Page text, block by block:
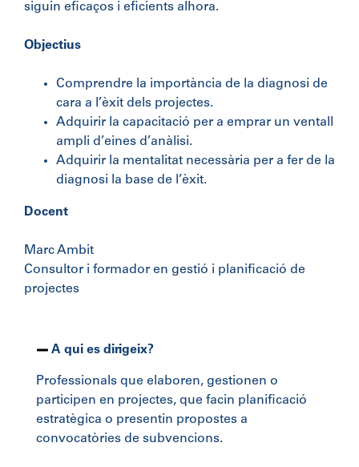
siguin eficaços i eficients alhora.
Objectius
Comprendre la importància de la diagnosi de
cara a l’èxit dels projectes.
Adquirir la capacitació per a emprar un ventall
ampli d’eines d’anàlisi.
Adquirir la mentalitat necessària per a fer de la
diagnosi la base de l’èxit.
Docent
Marc Ambit
Consultor i formador en gestió i planificació de
projectes
A qui es dirigeix?
Professionals que elaboren, gestionen o
participen en projectes, que facin planificació
estratègica o presentin propostes a
convocatòries de subvencions.